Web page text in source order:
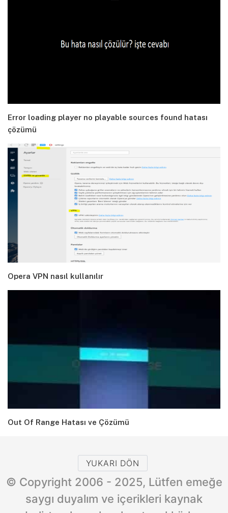
Error loading player no playable sources found hatası
çözümü
Opera VPN nasıl kullanılır
Out Of Range Hatası ve Çözümü
YUKARI DÖN
© Copyright 2006 - 2025, Lütfen emeğe
saygı duyalım ve içerikleri kaynak